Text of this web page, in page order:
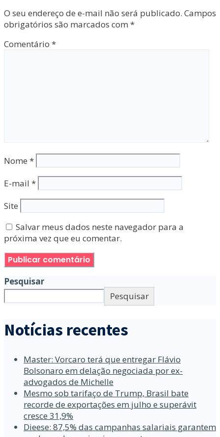
O seu endereço de e-mail não será publicado. Campos
obrigatórios são marcados com *
Comentário *
Nome *
E-mail *
Site
Salvar meus dados neste navegador para a
próxima vez que eu comentar.
Pesquisar
Pesquisar
Notícias recentes
Master: Vorcaro terá que entregar Flávio
Bolsonaro em delação negociada por ex-
advogados de Michelle
Mesmo sob tarifaço de Trump, Brasil bate
recorde de exportações em julho e superávit
cresce 31,9%
Dieese: 87,5% das campanhas salariais garantem